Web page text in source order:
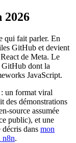
2026
qui fait parler. En
GitHub et devient
React de Meta. Le
GitHub dont la
JavaScript.
: un format viral
des démonstrations
source assumée
public), et une
dans mon
n8n.